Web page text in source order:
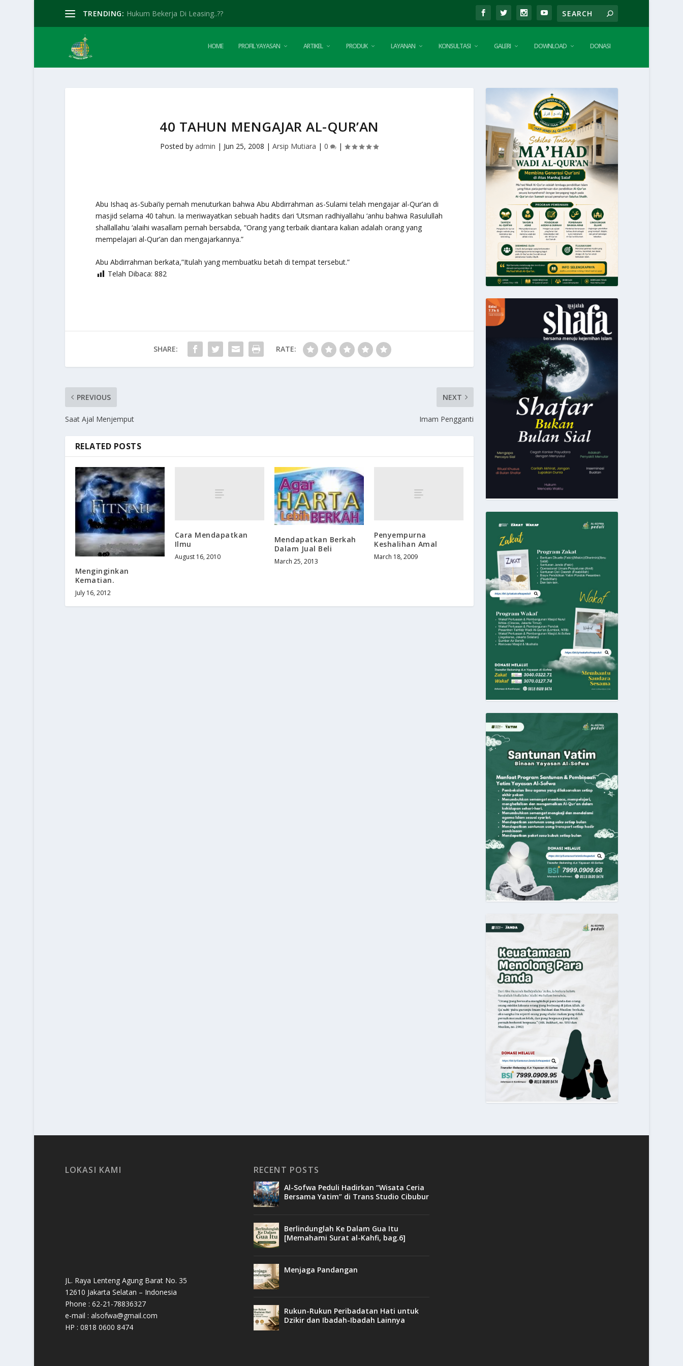
TRENDING: Hukum Bekerja Di Leasing..??
HOME PROFIL YAYASAN ARTIKEL PRODUK LAYANAN KONSULTASI GALERI DOWNLOAD DONASI
40 TAHUN MENGAJAR AL-QUR’AN
Posted byadmin | Jun 25, 2008 |Arsip Mutiara |0 |
Abu Ishaq as-Subai’iy pernah menuturkan bahwa Abu Abdirrahman as-Sulami telah mengajar al-Qur’an di
masjid selama 40 tahun. Ia meriwayatkan sebuah hadits dari ‘Utsman radhiyallahu ‘anhu bahwa Rasulullah
shallallahu ‘alaihi wasallam pernah bersabda, “Orang yang terbaik diantara kalian adalah orang yang
mempelajari al-Qur’an dan mengajarkannya.”
Abu Abdirrahman berkata,”Itulah yang membuatku betah di tempat tersebut.”
Telah Dibaca: 882
SHARE: RATE:
PREVIOUS
Saat Ajal Menjemput
NEXT
Imam Pengganti
RELATED POSTS
Menginginkan
Kematian.
July 16, 2012
Cara Mendapatkan
Ilmu
August 16, 2010
Mendapatkan Berkah
Dalam Jual Beli
March 25, 2013
Penyempurna
Keshalihan Amal
March 18, 2009
LOKASI KAMI
JL. Raya Lenteng Agung Barat No. 35
12610 Jakarta Selatan – Indonesia
Phone : 62-21-78836327
e-mail : alsofwa@gmail.com
HP : 0818 0600 8474
RECENT POSTS
Al-Sofwa Peduli Hadirkan “Wisata Ceria
Bersama Yatim” di Trans Studio Cibubur
Berlindunglah Ke Dalam Gua Itu
[Memahami Surat al-Kahfi, bag.6]
Menjaga Pandangan
Rukun-Rukun Peribadatan Hati untuk
Dzikir dan Ibadah-Ibadah Lainnya